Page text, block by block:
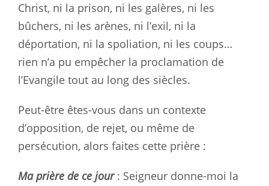
Christ, ni la prison, ni les galères, ni les
bûchers, ni les arènes, ni l’exil, ni la
déportation, ni la spoliation, ni les coups…
rien n’a pu empêcher la proclamation de
l’Evangile tout au long des siècles.
Peut-être êtes-vous dans un contexte
d’opposition, de rejet, ou même de
persécution, alors faites cette prière :
Ma prière de ce jour : Seigneur donne-moi la